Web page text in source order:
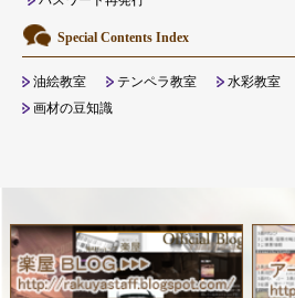
Special Contents Index
油絵教室 テンペラ教室 水彩教室
画材の豆知識